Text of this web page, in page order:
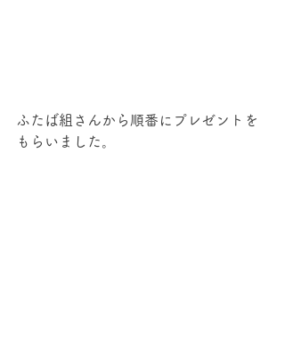
ふたば組さんから順番にプレゼントを
もらいました。